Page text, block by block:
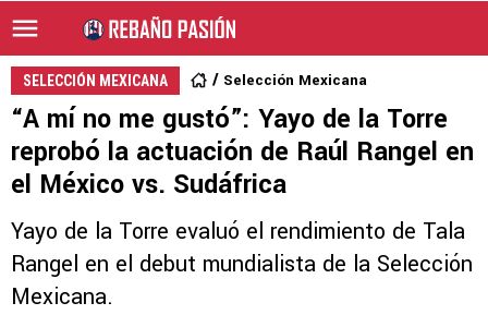
SELECCIÓN MEXICANA Selección Mexicana
“A mí no me gustó”: Yayo de la Torre
reprobó la actuación de Raúl Rangel en
el México vs. Sudáfrica
Yayo de la Torre evaluó el rendimiento de Tala
Rangel en el debut mundialista de la Selección
Mexicana.